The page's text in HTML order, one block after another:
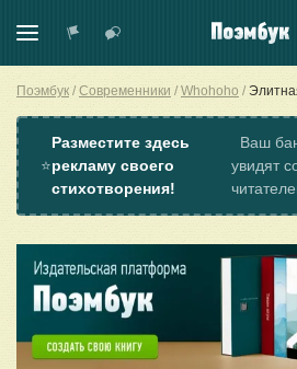
Поэмбук Современники Whohoho
⭐
Разместите здесь
рекламу своего
стихотворения!
Ваш
увидят